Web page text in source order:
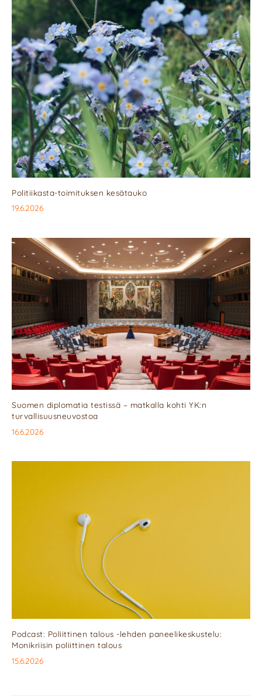
Politiikasta-toimituksen kesätauko
19.6.2026
Suomen diplomatia testissä – matkalla kohti YK:n
turvallisuusneuvostoa
16.6.2026
Podcast: Poliittinen talous -lehden paneelikeskustelu:
Monikriisin poliittinen talous
15.6.2026